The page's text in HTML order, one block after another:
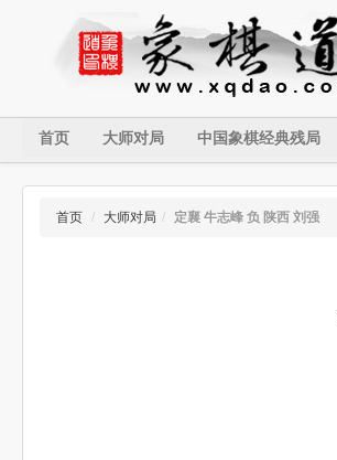
首页 大师对局 中国象棋经典残局
首页 / 大师对局 / 定襄 牛志峰 负 陕西 刘强